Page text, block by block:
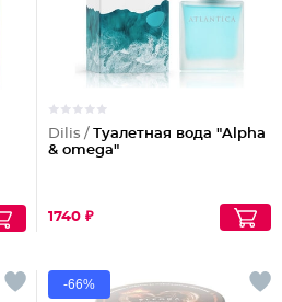
Dilis / Туалетная вода "Alpha
& omega"
1740 ₽
-66%